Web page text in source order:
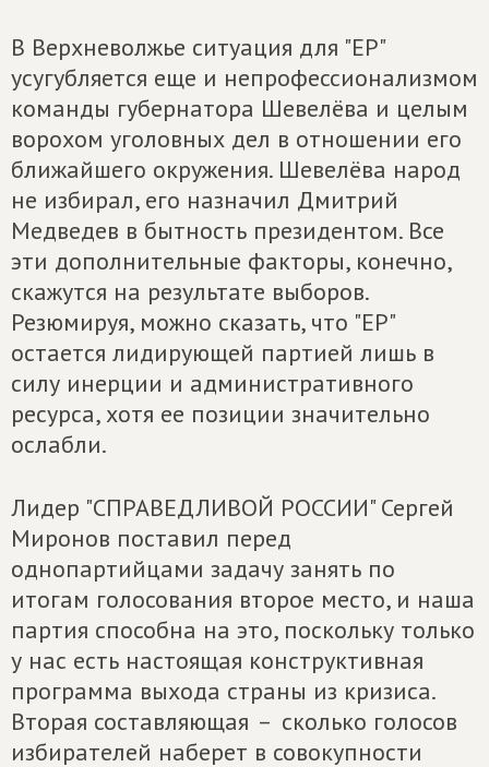
В Верхневолжье ситуация для "ЕР"
усугубляется еще и непрофессионализмом
команды губернатора Шевелёва и целым
ворохом уголовных дел в отношении его
ближайшего окружения. Шевелёва народ
не избирал, его назначил Дмитрий
Медведев в бытность президентом. Все
эти дополнительные факторы, конечно,
скажутся на результате выборов.
Резюмируя, можно сказать, что "ЕР"
остается лидирующей партией лишь в
силу инерции и административного
ресурса, хотя ее позиции значительно
ослабли.
Лидер "СПРАВЕДЛИВОЙ РОССИИ" Сергей
Миронов поставил перед
однопартийцами задачу занять по
итогам голосования второе место, и наша
партия способна на это, поскольку только
у нас есть настоящая конструктивная
программа выхода страны из кризиса.
Вторая составляющая – сколько голосов
избирателей наберет в совокупности